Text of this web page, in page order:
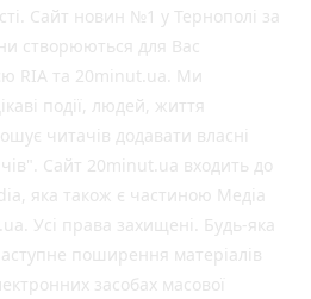
Сайт новин №1 у Тернополі за
створюються для Вас
RIA та 20minut.ua. Ми
події, людей, життя
читачів додавати власні
Сайт 20minut.ua входить до
яка також є частиною Медіа
Усі права захищені. Будь-яка
поширення матеріалів
засобах масової